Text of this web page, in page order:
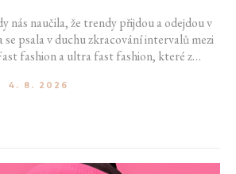
nás naučila, že trendy přijdou a odejdou v
psala v duchu zkracování intervalů mezi
fashion a ultra fast fashion, které z
že do světa módy vstupuje ještě děsivější
4. 8. 2026